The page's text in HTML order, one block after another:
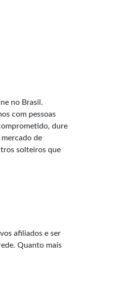
no Brasil.
com pessoas
dure
de
solteiros que
afiliados e ser
Quanto mais